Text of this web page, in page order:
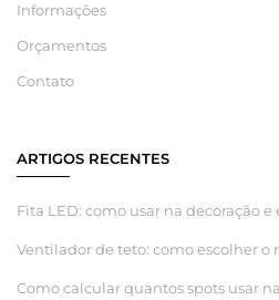
Informações
Orçamentos
Contato
ARTIGOS RECENTES
Fita LED: como usar na decoração
Ventilador de teto: como escolher o
Como calcular quantos spots usar